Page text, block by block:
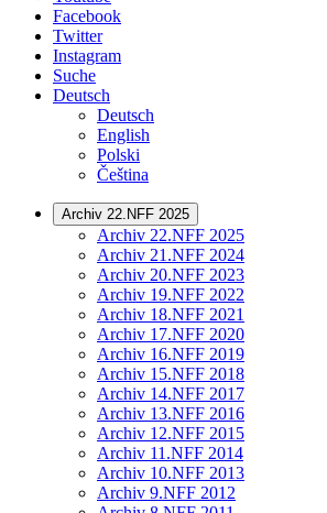
Facebook
Twitter
Instagram
Suche
Deutsch
Deutsch
English
Polski
Čeština
Archiv 22.NFF 2025
Archiv 22.NFF 2025
Archiv 21.NFF 2024
Archiv 20.NFF 2023
Archiv 19.NFF 2022
Archiv 18.NFF 2021
Archiv 17.NFF 2020
Archiv 16.NFF 2019
Archiv 15.NFF 2018
Archiv 14.NFF 2017
Archiv 13.NFF 2016
Archiv 12.NFF 2015
Archiv 11.NFF 2014
Archiv 10.NFF 2013
Archiv 9.NFF 2012